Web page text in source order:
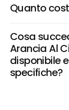
Quanto
Cosa
Arancia Al
disponibile
specifiche?